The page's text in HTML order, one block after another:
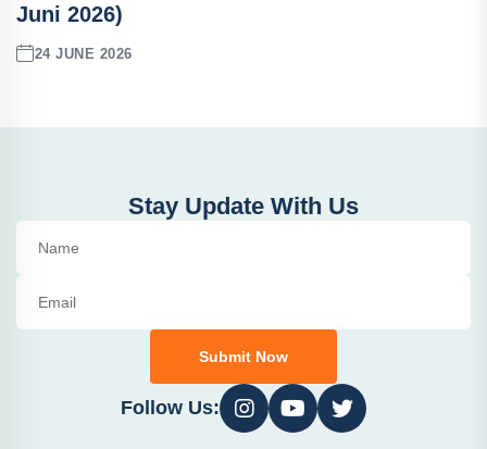
Juni 2026)
24 JUNE 2026
Stay Update With Us
Submit Now
Follow Us: